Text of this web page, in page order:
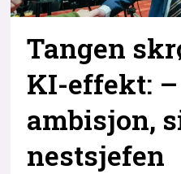
Tangen
KI-effekt:
ambisjon,
nestsjefen